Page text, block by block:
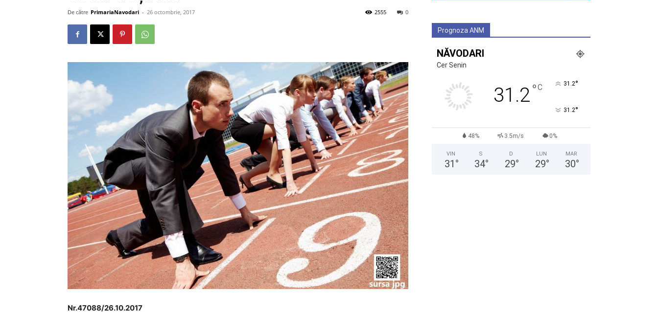
De către PrimariaNavodari - 26 octombrie, 2017 0
2555
Nr.47088/26.10.2017
Prognoza ANM
NĂVODARI
Cer Senin
31.2°C 31.2°
31.2°
48% 3.5m/s 0%
VIN
31 °
S
34°
D
29°
LUN
29°
MAR
30°